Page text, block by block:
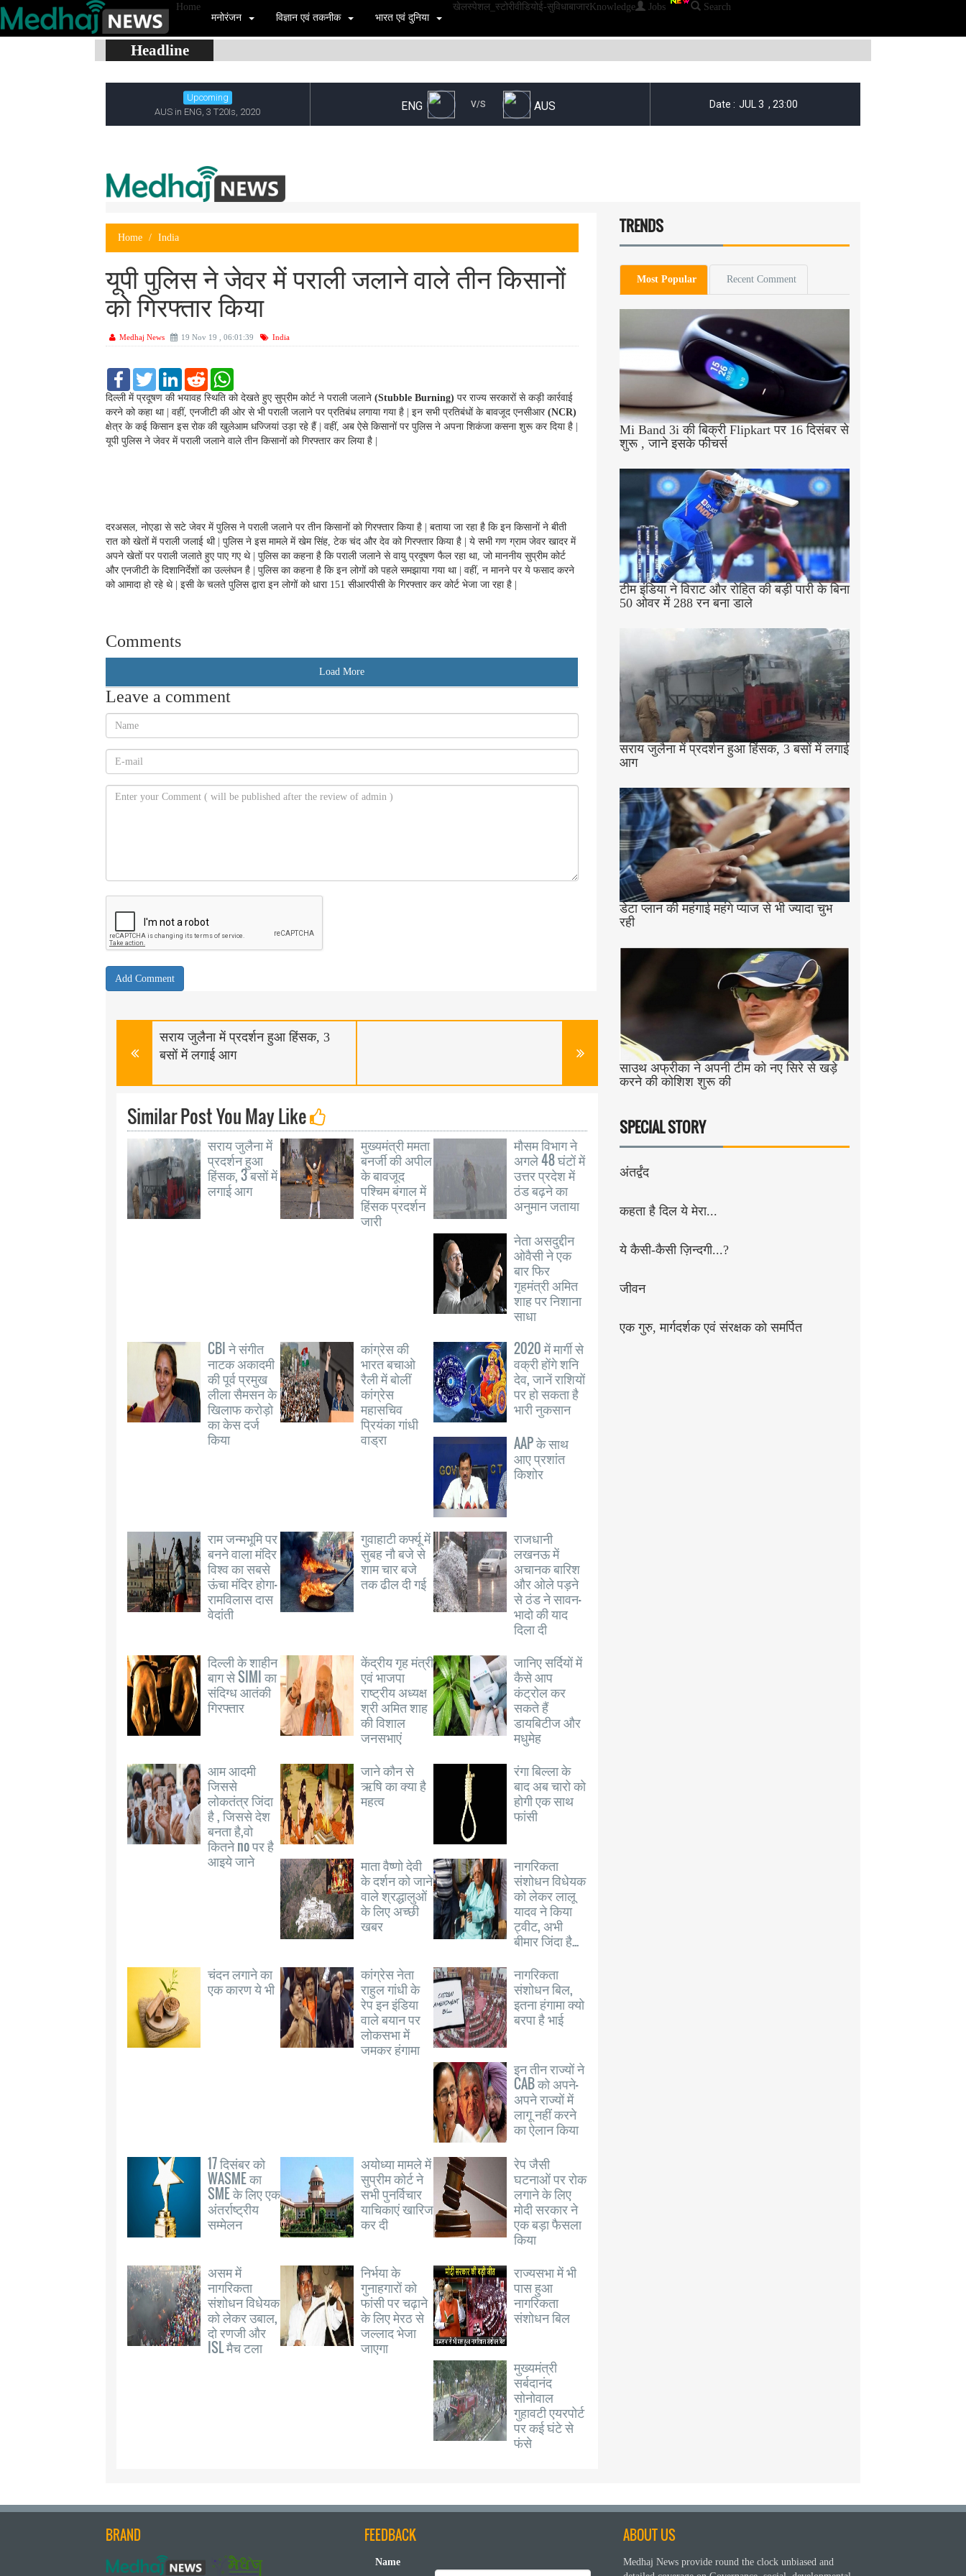
Home
मनोरंजन
विज्ञान एवं तकनीक भारत एवं दुनिया
खेलस्पेशल_स्टोरीवीडियोई-सुविधाबाजार Knowledge Jobs Search
Headline
Home India
यूपी पुलिस ने जेवर में पराली जलाने वाले तीन किसानों
को गिरफ्तार किया
Medhaj News 19 Nov 19 , 06:01:39 India
F
c
e
o
o
T
i
t
e
r
L
n
k
e
d
I
R
d
d
t
a
t
A
p
दिल्ली में प्रदूषण की भयावह स्थिति को देखते हुए सुप्रीम कोर्ट ने पराली जलाने (Stubble Burning) पर राज्य सरकारों से कड़ी कार्रवाई
करने को कहा था | वहीं, एनजीटी की ओर से भी पराली जलाने पर प्रतिबंध लगाया गया है | इन सभी प्रतिबंधों के बावजूद एनसीआर (NCR)
क्षेत्र के कई किसान इस रोक की खुलेआम धज्जियां उड़ा रहे हैं | वहीं, अब ऐसे किसानों पर पुलिस ने अपना शिकंजा कसना शुरू कर दिया है |
यूपी पुलिस ने जेवर में पराली जलाने वाले तीन किसानों को गिरफ्तार कर लिया है |
दरअसल, नोएडा से सटे जेवर में पुलिस ने पराली जलाने पर तीन किसानों को गिरफ्तार किया है | बताया जा रहा है कि इन किसानों ने बीती
रात को खेतों में पराली जलाई थी | पुलिस ने इस मामले में खेम सिंह, टेक चंद और देव को गिरफ्तार किया है | ये सभी गण ग्राम जेवर खादर में
अपने खेतों पर पराली जलाते हुए पाए गए थे | पुलिस का कहना है कि पराली जलाने से वायु प्रदूषण फैल रहा था, जो माननीय सुप्रीम कोर्ट
और एनजीटी के दिशानिर्देशों का उल्लंघन है | पुलिस का कहना है कि इन लोगों को पहले समझाया गया था | वहीं, न मानने पर ये फसाद करने
को आमादा हो रहे थे | इसी के चलते पुलिस द्वारा इन लोगों को धारा 151 सीआरपीसी के गिरफ्तार कर कोर्ट भेजा जा रहा है |
Comments
Load More
Leave a comment
सराय जुलैना में प्रदर्शन हुआ हिंसक, 3
बसों में लगाई आग
Similar Post You May Like
सराय जुलैना में
प्रदर्शन हुआ
हिंसक, 3 बसों में
लगाई आग
मुख्यमंत्री ममता
बनर्जी की अपील
के बावजूद
पश्चिम बंगाल में
हिंसक प्रदर्शन
जारी
मौसम विभाग ने
अगले 48 घंटों में
उत्तर प्रदेश में
ठंड बढ़ने का
अनुमान जताया
नेता असदुद्दीन
ओवैसी ने एक
बार फिर
गृहमंत्री अमित
शाह पर निशाना
साधा
CBI ने संगीत
नाटक अकादमी
की पूर्व प्रमुख
लीला सैमसन के
खिलाफ करोड़ो
का केस दर्ज
किया
कांग्रेस की
भारत बचाओ
रैली में बोलीं
कांग्रेस
महासचिव
प्रियंका गांधी
वाड्रा
2020 में मार्गी से
वक्री होंगे शनि
देव, जानें राशियों
पर हो सकता है
भारी नुकसान
AAP के साथ
आए प्रशांत
किशोर
राम जन्मभूमि पर
बनने वाला मंदिर
विश्व का सबसे
ऊंचा मंदिर होगा-
रामविलास दास
वेदांती
गुवाहाटी कर्फ्यू में
सुबह नौ बजे से
शाम चार बजे
तक ढील दी गई
राजधानी
लखनऊ में
अचानक बारिश
और ओले पड़ने
से ठंड ने सावन-
भादो की याद
दिला दी
दिल्ली के शाहीन
बाग से SIMI का
संदिग्ध आतंकी
गिरफ्तार
केंद्रीय गृह मंत्री
एवं भाजपा
राष्ट्रीय अध्यक्ष
श्री अमित शाह
की विशाल
जनसभाएं
जानिए सर्दियों में
कैसे आप
कंट्रोल कर
सकते हैं
डायबिटीज और
मधुमेह
आम आदमी
जिससे
लोकतंत्र जिंदा
है , जिससे देश
बनता है,वो
कितने no पर है
आइये जाने
जाने कौन से
ऋषि का क्या है
महत्व
रंगा बिल्ला के
बाद अब चारो को
होगी एक साथ
फांसी
माता वैष्णो देवी
के दर्शन को जाने
वाले श्रद्धालुओं
के लिए अच्छी
खबर
नागरिकता
संशोधन विधेयक
को लेकर लालू
यादव ने किया
ट्वीट, अभी
बीमार जिंदा है...
चंदन लगाने का
एक कारण ये भी
कांग्रेस नेता
राहुल गांधी के
रेप इन इंडिया
वाले बयान पर
लोकसभा में
जमकर हंगामा
नागरिकता
संशोधन बिल,
इतना हंगामा क्यो
बरपा है भाई
इन तीन राज्यों ने
CAB को अपने-
अपने राज्यों में
लागू नहीं करने
का ऐलान किया
17 दिसंबर को
WASME का
SME के लिए एक
अंतर्राष्ट्रीय
सम्मेलन
अयोध्या मामले में
सुप्रीम कोर्ट ने
सभी पुनर्विचार
याचिकाएं खारिज
कर दी
रेप जैसी
घटनाओं पर रोक
लगाने के लिए
मोदी सरकार ने
एक बड़ा फैसला
किया
असम में
नागरिकता
संशोधन विधेयक
को लेकर उबाल,
दो रणजी और
ISL मैच टला
निर्भया के
गुनाहगारों को
फांसी पर चढ़ाने
के लिए मेरठ से
जल्लाद भेजा
जाएगा
राज्यसभा में भी
पास हुआ
नागरिकता
संशोधन बिल
मुख्यमंत्री
सर्बदानंद
सोनोवाल
गुहावटी एयरपोर्ट
पर कई घंटे से
फंसे
TRENDS
Most Popular Recent Comment
Mi Band 3i की बिक्री Flipkart पर 16 दिसंबर से
शुरू , जाने इसके फीचर्स
टीम इंडिया ने विराट और रोहित की बड़ी पारी के बिना
50 ओवर में 288 रन बना डाले
सराय जुलैना में प्रदर्शन हुआ हिंसक, 3 बसों में लगाई
आग
डेटा प्लान की महंगाई महंगे प्याज से भी ज्यादा चुभ
रही
साउथ अफ्रीका ने अपनी टीम को नए सिरे से खड़े
करने की कोशिश शुरू की
SPECIAL STORY
अंतर्द्वंद
कहता है दिल ये मेरा...
ये कैसी-कैसी ज़िन्दगी...?
जीवन
एक गुरु, मार्गदर्शक एवं संरक्षक को समर्पित
BRAND FEEDBACK
Name
ABOUT US
Medhaj News provide round the clock unbiased and